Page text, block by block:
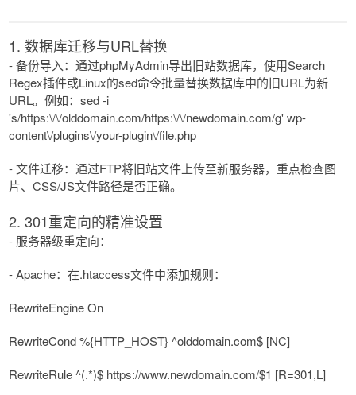
1. 数据库迁移与URL替换
- 备份导入：通过phpMyAdmin导出旧站数据库，使用Search
Regex插件或Linux的sed命令批量替换数据库中的旧URL为新
URL。例如：sed -i
's/https:\/\/olddomain.com/https:\/\/newdomain.com/g' wp-
content\/plugins\/your-plugin\/file.php
- 文件迁移：通过FTP将旧站文件上传至新服务器，重点检查图
片、CSS/JS文件路径是否正确。
2. 301重定向的精准设置
- 服务器级重定向：
- Apache：在.htaccess文件中添加规则：
RewriteEngine On
RewriteCond %{HTTP_HOST} ^olddomain.com$ [NC]
RewriteRule ^(.*)$ https://www.newdomain.com/$1 [R=301,L]